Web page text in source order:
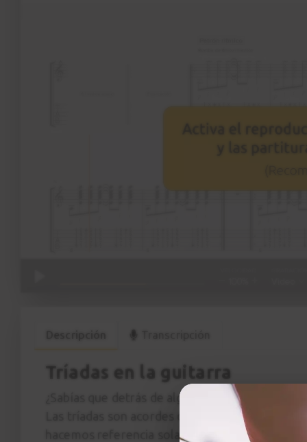
Descripción
Tríadas en la guitarra
¿Sabías que detrás de algunos de los solos
Las tríadas son acordes de tres notas pero
hacemos referencia solamente a “tocar unos